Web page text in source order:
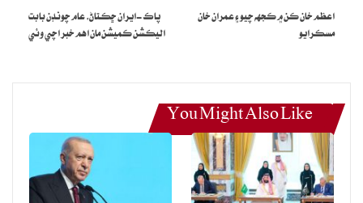
اعظم خان ڪن ۾ ڪجهه چيو ۽ عمران خان
مسڪرايو
پاڪ-ايران ڇڪتاڻ، عام چونڊن بابت
اليڪشن ڪميشن مان اهم خبر اچي وئي
You Might Also Like